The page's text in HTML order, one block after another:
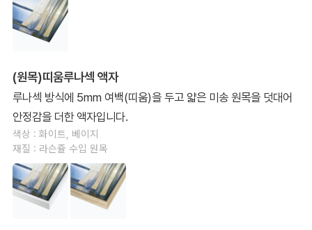
(원목)띠움루나섹 액자
루나섹 방식에 5mm 여백(띠움)을 두고 얇은 미송 원목을 덧대어
안정감을 더한 액자입니다.
색상 : 화이트, 베이지
재질 : 라슨쥴 수입 원목